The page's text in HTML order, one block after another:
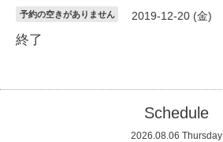
予約の空きがありません 2019-12-20 (金)
終了
Schedule
2026.08.06 Thursday